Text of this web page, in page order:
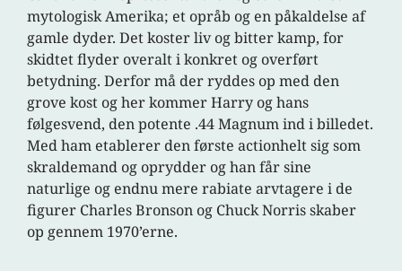
mytologisk Amerika; et opråb og en påkaldelse af
gamle dyder. Det koster liv og bitter kamp, for
skidtet flyder overalt i konkret og overført
betydning. Derfor må der ryddes op med den
grove kost og her kommer Harry og hans
følgesvend, den potente .44 Magnum ind i billedet.
Med ham etablerer den første actionhelt sig som
skraldemand og oprydder og han får sine
naturlige og endnu mere rabiate arvtagere i de
figurer Charles Bronson og Chuck Norris skaber
op gennem 1970’erne.